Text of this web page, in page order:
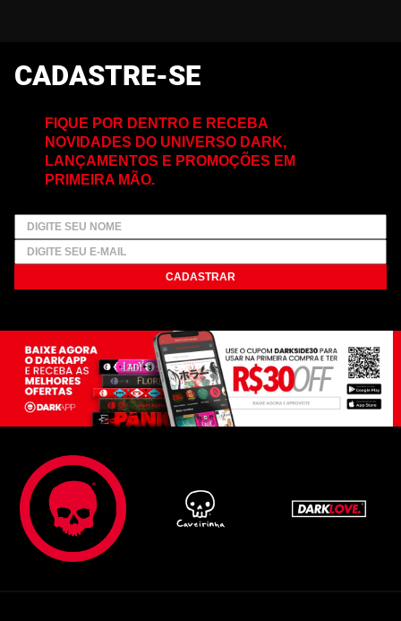
CADASTRE-SE
FIQUE POR DENTRO E RECEBA
NOVIDADES DO UNIVERSO DARK,
LANÇAMENTOS E PROMOÇÕES EM
PRIMEIRA MÃO.
CADASTRAR